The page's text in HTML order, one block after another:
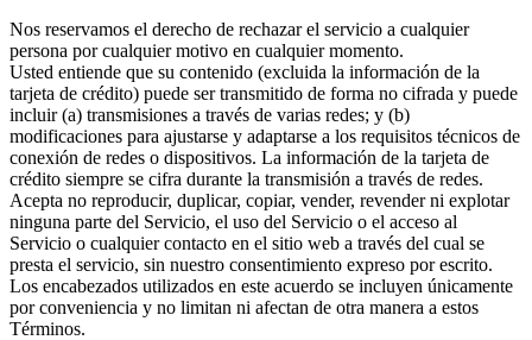
Nos reservamos el derecho de rechazar el servicio a cualquier
persona por cualquier motivo en cualquier momento.
Usted entiende que su contenido (excluida la información de la
tarjeta de crédito) puede ser transmitido de forma no cifrada y puede
incluir (a) transmisiones a través de varias redes; y (b)
modificaciones para ajustarse y adaptarse a los requisitos técnicos de
conexión de redes o dispositivos. La información de la tarjeta de
crédito siempre se cifra durante la transmisión a través de redes.
Acepta no reproducir, duplicar, copiar, vender, revender ni explotar
ninguna parte del Servicio, el uso del Servicio o el acceso al
Servicio o cualquier contacto en el sitio web a través del cual se
presta el servicio, sin nuestro consentimiento expreso por escrito.
Los encabezados utilizados en este acuerdo se incluyen únicamente
por conveniencia y no limitan ni afectan de otra manera a estos
Términos.